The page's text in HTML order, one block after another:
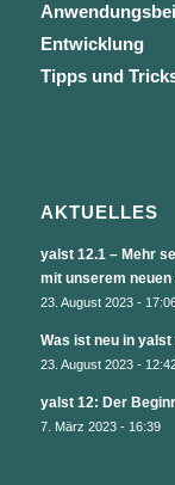
Entwicklung
Tipps und
AKTUELLES
yalst 12.1 – Mehr
mit unserem
23. August 2023 -
Was ist neu in
23. August 2023 -
yalst 12: Der
7. März 2023 - 16:39